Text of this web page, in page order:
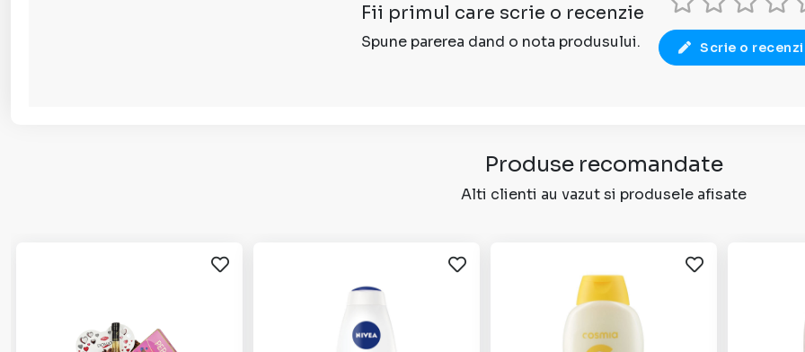
Fii primul care scrie o recenzie
Spune parerea dand o nota produsului. Scrie o
Produse recomandate
Alti clienti au vazut si produsele afisate